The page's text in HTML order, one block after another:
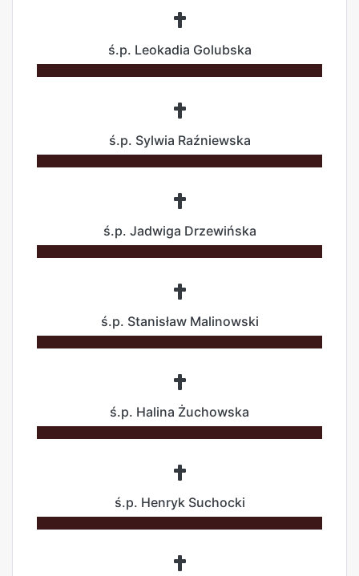
ś.p. Leokadia Golubska
ś.p. Sylwia Raźniewska
ś.p. Jadwiga Drzewińska
ś.p. Stanisław Malinowski
ś.p. Halina Żuchowska
ś.p. Henryk Suchocki